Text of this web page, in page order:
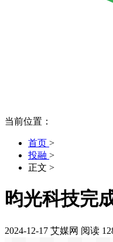
当前位置：
首页 >
投融 >
正文 >
昀光科技完
2024-12-17 艾媒网 阅读